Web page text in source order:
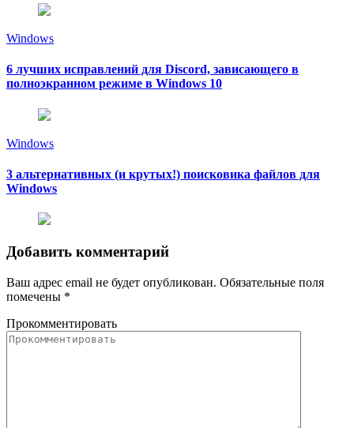
Windows
6 лучших исправлений для Discord, зависающего в
полноэкранном режиме в Windows 10
Windows
3 альтернативных (и крутых!) поисковика файлов для
Windows
Добавить комментарий
Ваш адрес email не будет опубликован. Обязательные поля
помечены *
Прокомментировать